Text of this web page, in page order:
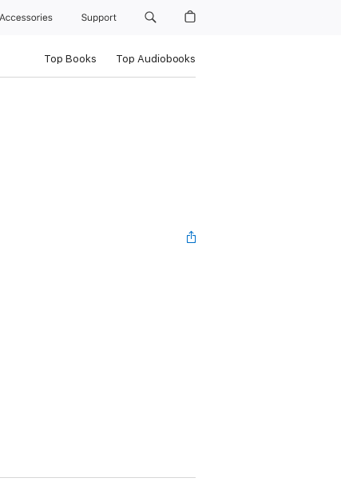
Accessories Support
Top Books Top Audiobooks